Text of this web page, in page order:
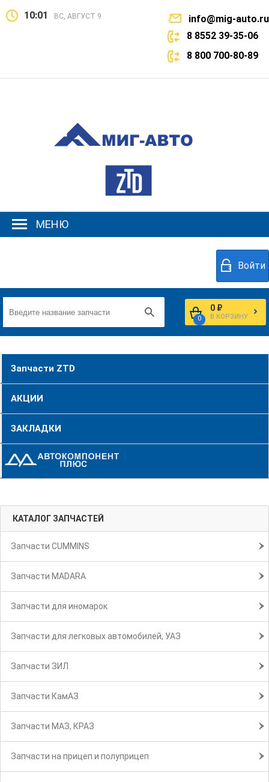
10:01 ВС, АВГУСТ 9
info@mig-auto.ru
8 8552 39-35-06
8 800 700-80-89
МЕНЮ
Войти
0
0 ₽
В КОРЗИНУ
Запчасти ZTD
АКЦИИ
ЗАКЛАДКИ
КАТАЛОГ ЗАПЧАСТЕЙ
Запчасти CUMMINS
Запчасти MADARA
Запчасти для иномарок
Запчасти для легковых автомобилей, УАЗ
Запчасти ЗИЛ
Запчасти КамАЗ
Запчасти МАЗ, КРАЗ
Запчасти на прицеп и полуприцеп